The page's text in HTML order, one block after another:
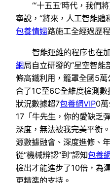
“‘十五五’時代，我們
寧說，“將來，人工智能
包養情婦路施工全經過歷
智能運維的程序也在
網局自立研發的“星空智能
條高鐵利用，籠罩全國5
合了1C至6C全維度檢測
狀況數據超7包養網VIP0
17「牛先生，你的愛缺乏
深度，無法被我完美平衡
源數據融會、深度進修、
從“機械辨認”到“認知包養
檢出才能進步了10倍，為
更精準的支持。